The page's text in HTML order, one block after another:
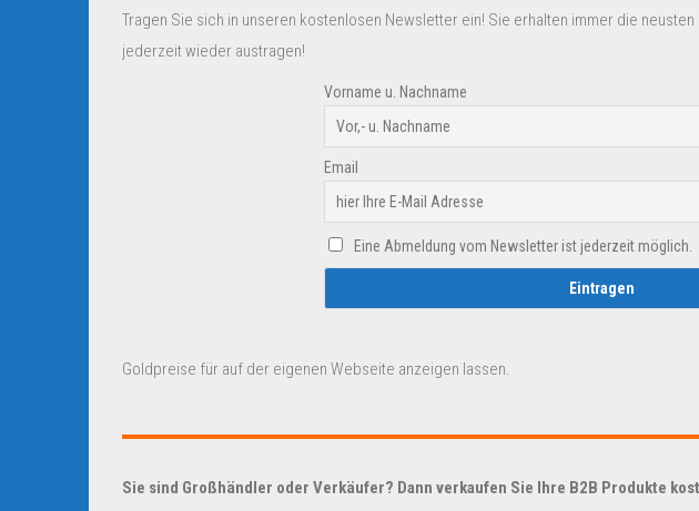
Tragen Sie sich in unseren kostenlosen Newsletter ein! Sie erhalten immer die
jederzeit wieder austragen!
Vorname u. Nachname
Email
Eine Abmeldung vom Newsletter ist jederzeit möglich.
Goldpreise für auf der eigenen Webseite anzeigen lassen.
Sie sind Großhändler oder Verkäufer? Dann verkaufen Sie Ihre B2B Produkte